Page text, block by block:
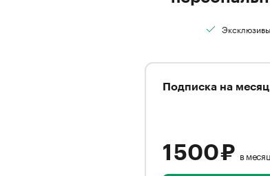
Подписка на месяц
1 500 ₽ в месяц